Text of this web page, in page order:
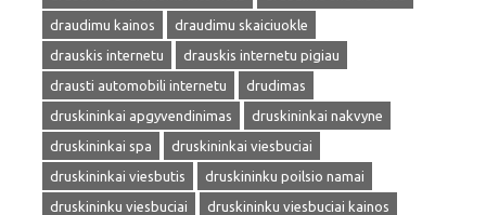
draudimu kainos
draudimu skaiciuokle
drauskis internetu
drauskis internetu pigiau
drausti automobili internetu
drudimas
druskininkai apgyvendinimas
druskininkai nakvyne
druskininkai spa
druskininkai viesbuciai
druskininkai viesbutis
druskininku poilsio namai
druskininku viesbuciai
druskininku viesbuciai kainos